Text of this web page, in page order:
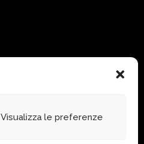
Visualizza le preferenze